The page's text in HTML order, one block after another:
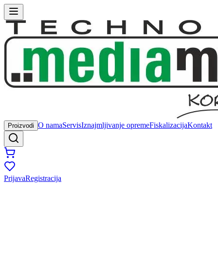
Proizvodi O namaServisIznajmljivanje opremeFiskalizacijaKontakt
PrijavaRegistracija